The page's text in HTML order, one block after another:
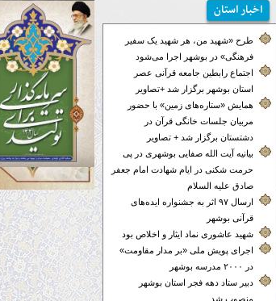
اخبار استان
طرح «شهید من، هر شهید یک سفیر
فرهنگی» در بوشهر اجرا می‌شود
اجتماع رابطین جامعه قرآنی عصر
استان بوشهر برگزار شد +تصاویر
همایش «ستاره‌های زمین» با حضور
مربیان جلسات خانگی قرآن در
دشتستان برگزار شد + تصاویر
بیانیه آیت الله صفایی بوشهری در پی
حرمت شکنی در ایام شهادت امام جعفر
صادق علیه السلام
ارسال ۹۷ اثر به جشنواره ایده‌های
قرآنی بوشهر
شهید عاشوری نماد ایثار و اخلاص بود
اجرای پویش ملی «بر مدار مقاومت»
در ۲۰۰۰ مدرسه بوشهر
دبیر ستاد دهه فجر استان بوشهر
منصوب شد